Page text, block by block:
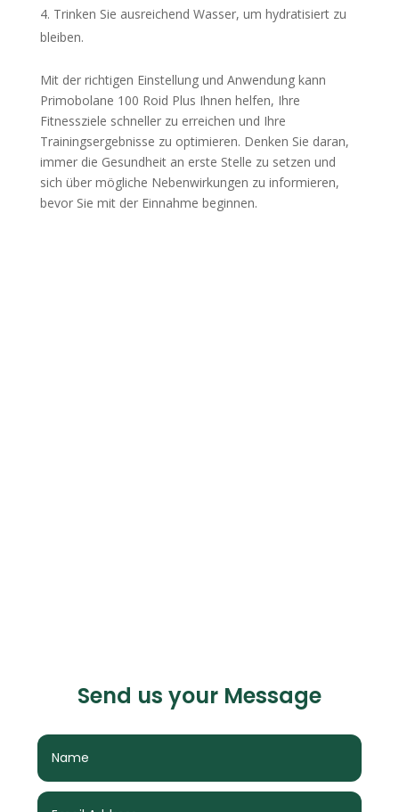
Trinken Sie ausreichend Wasser, um hydratisiert zu
bleiben.
Mit der richtigen Einstellung und Anwendung kann
Primobolane 100 Roid Plus Ihnen helfen, Ihre
Fitnessziele schneller zu erreichen und Ihre
Trainingsergebnisse zu optimieren. Denken Sie daran,
immer die Gesundheit an erste Stelle zu setzen und
sich über mögliche Nebenwirkungen zu informieren,
bevor Sie mit der Einnahme beginnen.
Send us your Message